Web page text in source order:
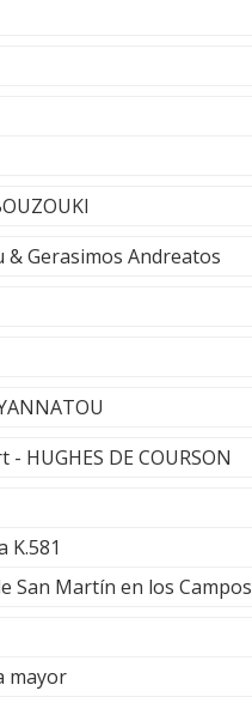
Gerasimos Andreatos
DE COURSON
K.581
San Martín en los Campos
mayor